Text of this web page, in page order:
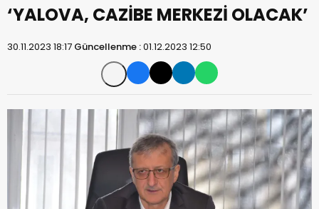
‘YALOVA, CAZİBE MERKEZİ OLACAK’
30.11.2023 18:17 Güncellenme :01.12.2023 12:50